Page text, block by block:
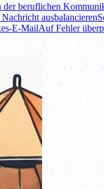
beruflichen
ausbalancieren
E-MailAuf Fehler